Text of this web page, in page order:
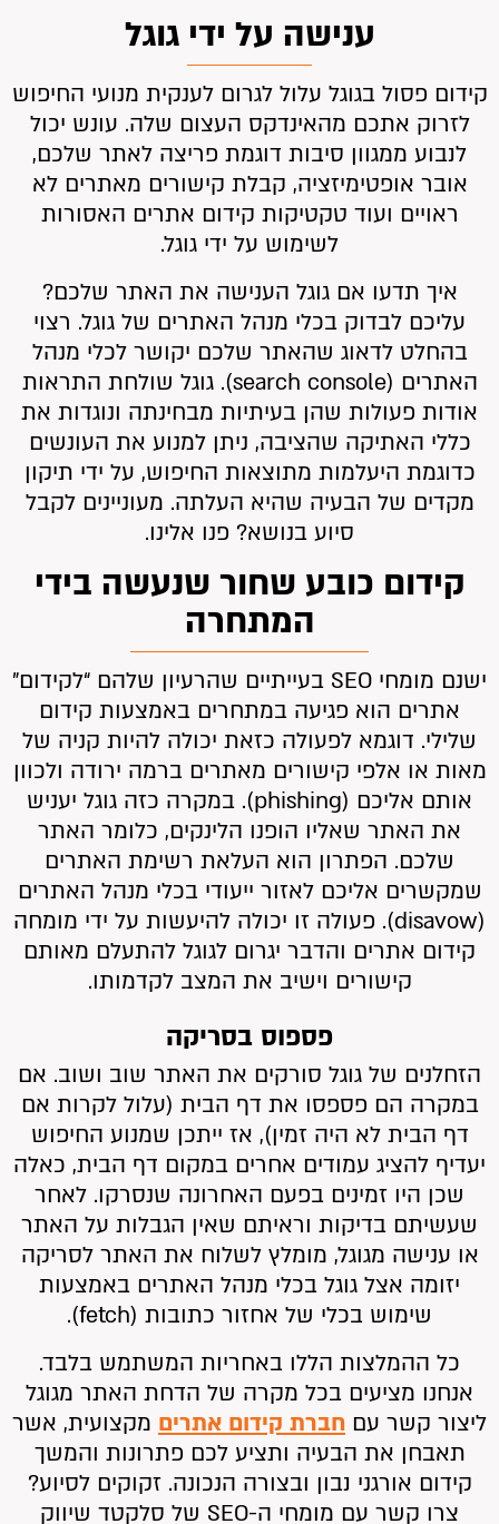
ענישה על ידי גוגל
קידום פסול בגוגל עלול לגרום לענקית מנועי החיפוש
לזרוק אתכם מהאינדקס העצום שלה. עונש יכול
לנבוע ממגוון סיבות דוגמת פריצה לאתר שלכם,
אובר אופטימיזציה, קבלת קישורים מאתרים לא
ראויים ועוד טקטיקות קידום אתרים האסורות
לשימוש על ידי גוגל.
איך תדעו אם גוגל הענישה את האתר שלכם?
עליכם לבדוק בכלי מנהל האתרים של גוגל. רצוי
בהחלט לדאוג שהאתר שלכם יקושר לכלי מנהל
האתרים (search console). גוגל שולחת התראות
אודות פעולות שהן בעיתיות מבחינתה ונוגדות את
כללי האתיקה שהציבה, ניתן למנוע את העונשים
כדוגמת היעלמות מתוצאות החיפוש, על ידי תיקון
מקדים של הבעיה שהיא העלתה. מעוניינים לקבל
סיוע בנושא? פנו אלינו.
קידום כובע שחור שנעשה בידי
המתחרה
ישנם מומחי SEO בעייתיים שהרעיון שלהם “לקידום”
אתרים הוא פגיעה במתחרים באמצעות קידום
שלילי. דוגמא לפעולה כזאת יכולה להיות קניה של
מאות או אלפי קישורים מאתרים ברמה ירודה ולכוון
אותם אליכם (phishing). במקרה כזה גוגל יעניש
את האתר שאליו הופנו הלינקים, כלומר האתר
שלכם. הפתרון הוא העלאת רשימת האתרים
שמקשרים אליכם לאזור ייעודי בכלי מנהל האתרים
(disavow). פעולה זו יכולה להיעשות על ידי מומחה
קידום אתרים והדבר יגרום לגוגל להתעלם מאותם
קישורים וישיב את המצב לקדמותו.
פספוס בסריקה
הזחלנים של גוגל סורקים את האתר שוב ושוב. אם
במקרה הם פספסו את דף הבית (עלול לקרות אם
דף הבית לא היה זמין), אז ייתכן שמנוע החיפוש
יעדיף להציג עמודים אחרים במקום דף הבית, כאלה
שכן היו זמינים בפעם האחרונה שנסרקו. לאחר
שעשיתם בדיקות וראיתם שאין הגבלות על האתר
או ענישה מגוגל, מומלץ לשלוח את האתר לסריקה
יזומה אצל גוגל בכלי מנהל האתרים באמצעות
שימוש בכלי של אחזור כתובות (fetch).
כל ההמלצות הללו באחריות המשתמש בלבד.
אנחנו מציעים בכל מקרה של הדחת האתר מגוגל
ליצור קשר עם חברת קידום אתרים מקצועית, אשר
תאבחן את הבעיה ותציע לכם פתרונות והמשך
קידום אורגני נבון ובצורה הנכונה. זקוקים לסיוע?
צרו קשר עם מומחי ה-SEO של סלקטד שיווק